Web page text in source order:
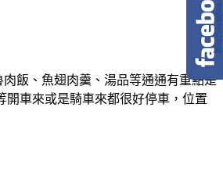
飯、魚翅肉羹、湯品等通通有重點是
車來或是騎車來都很好停車，位置